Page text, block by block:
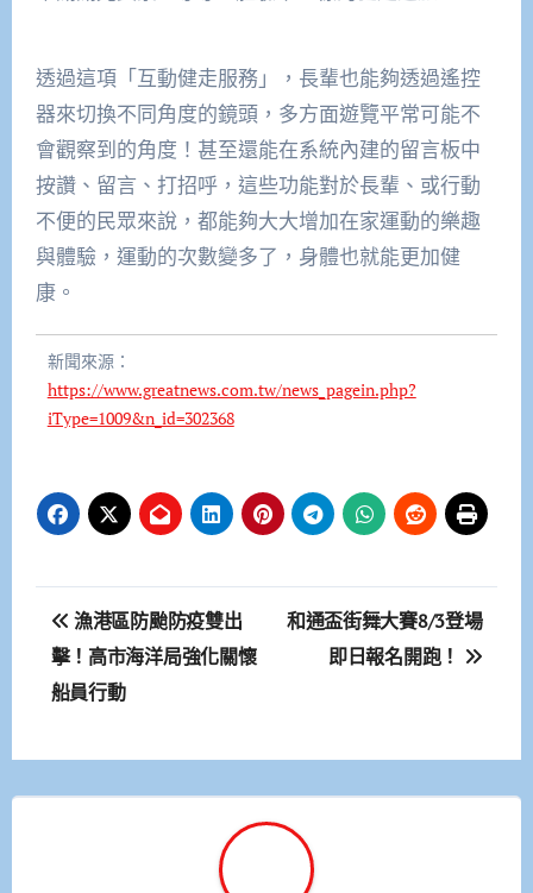
透過這項「互動健走服務」，長輩也能夠透過遙控
器來切換不同角度的鏡頭，多方面遊覽平常可能不
會觀察到的角度！甚至還能在系統內建的留言板中
按讚、留言、打招呼，這些功能對於長輩、或行動
不便的民眾來說，都能夠大大增加在家運動的樂趣
與體驗，運動的次數變多了，身體也就能更加健
康。
新聞來源：
https://www.greatnews.com.tw/news_pagein.php?
iType=1009&n_id=302368
文
章
導
覽
漁港區防颱防疫雙出
擊！高市海洋局強化關懷
船員行動
和通盃街舞大賽8/3登場
即日報名開跑！